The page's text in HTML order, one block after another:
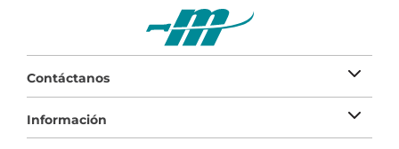
Contáctanos
Información